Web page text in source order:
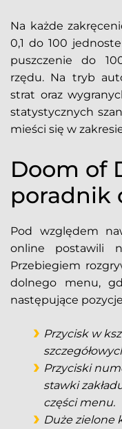
Na każde
0,1 do 100
puszczenie do
rzędu. Na tryb
strat oraz
statystycznych
mieści się w
Doom of
poradnik
Pod względem
online postawili
Przebiegiem
dolnego menu,
następujące
Przycisk w
Przyciski
stawki
części menu.
Duże zielone